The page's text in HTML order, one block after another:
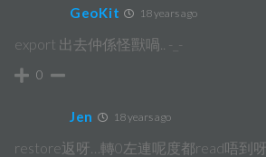
GeoKit 18 years ago
export 出去仲係怪獸喎.. -_-
0
Jen 18 years ago
restore返呀…轉0左連呢度都read唔到呀..